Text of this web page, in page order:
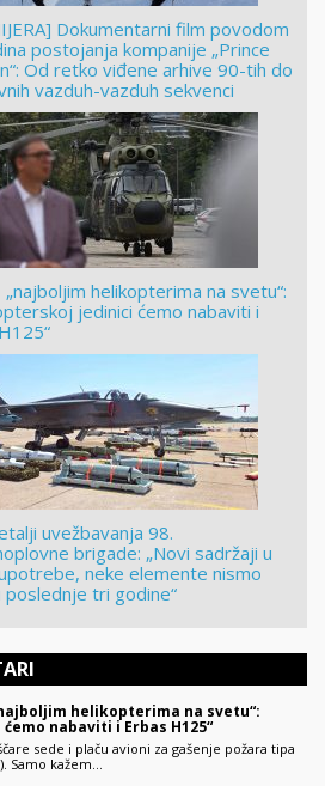
Dokumentarni film povodom
postojanja kompanije „Prince
Od retko viđene arhive 90-tih do
vazduh-vazduh sekvenci
„najboljim helikopterima na svetu“:
jedinici ćemo nabaviti i
uvežbavanja 98.
brigade: „Novi sadržaji u
neke elemente nismo
poslednje tri godine“
helikopterima na svetu“:
nabaviti i Erbas H125“
sede i plaču avioni za gašenje požara tipa
Samo kažem...